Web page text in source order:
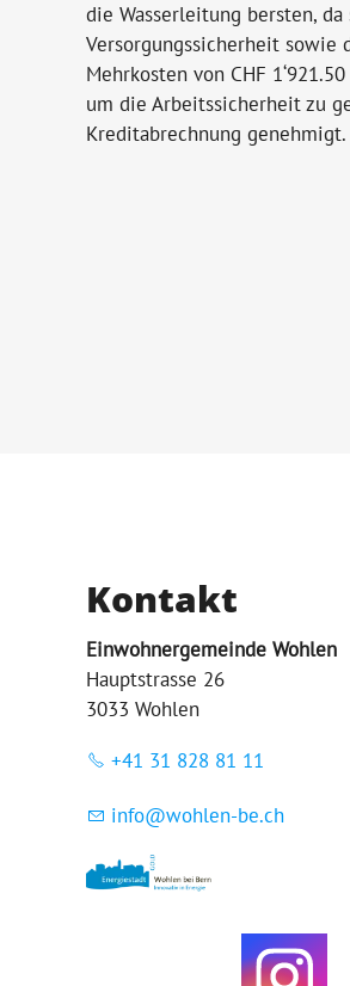
die Wasserleitung bersten,
Versorgungssicherheit sowie
Mehrkosten von CHF
um die Arbeitssicherheit zu
Kreditabrechnung genehmigt.
Kontakt
Einwohnergemeinde Wohlen
Hauptstrasse 26
3033 Wohlen
+41 31 828 81 11
nf w hl n-b ch